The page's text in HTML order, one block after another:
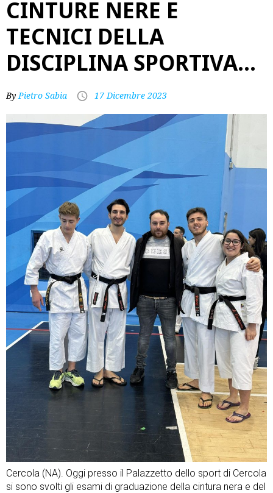
CINTURE NERE E
TECNICI DELLA
DISCIPLINA SPORTIVA…
ByPietro Sabia 17 Dicembre 2023
Cercola (NA). Oggi presso il Palazzetto dello sport di Cercola
si sono svolti gli esami di graduazione della cintura nera e del